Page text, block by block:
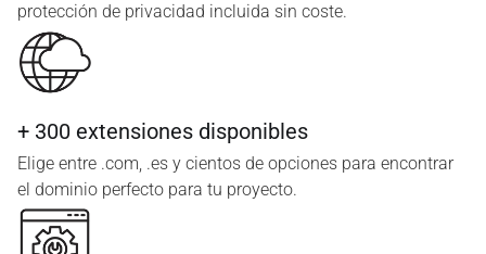
protección de privacidad incluida sin coste.
+ 300 extensiones disponibles
Elige entre .com, .es y cientos de opciones para encontrar
el dominio perfecto para tu proyecto.